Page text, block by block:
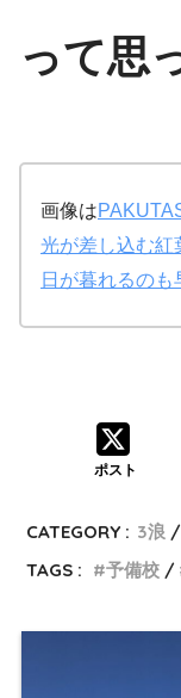
って思
画像は
光が差し込む紅
日が暮れるの
ポスト
CATEGORY : 3浪
TAGS :
予備校